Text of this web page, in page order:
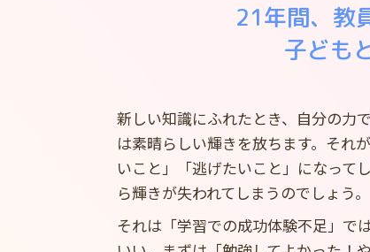
21年間、教
子ども
新しい知識にふれたとき、自分の力
は素晴らしい輝きを放ちます。それ
いこと」「逃げたいこと」になって
ら輝きが失われてしまうのでしょう。
それは「学習での成功体験不足」で